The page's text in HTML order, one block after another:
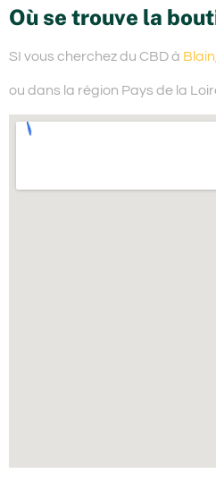
Où se trouve la
SI vous cherchez du CBD à Blain
ou dans la région Pays de la